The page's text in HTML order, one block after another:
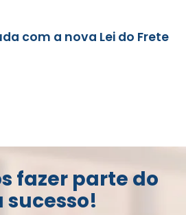
com a nova Lei do Frete
fazer parte do
sucesso!